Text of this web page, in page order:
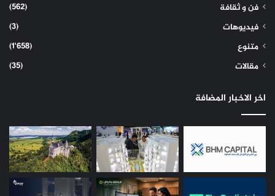
فن و ثقافة
(562)
فيديوهات
(3)
متنوع
(1٬658)
مقالات
(35)
اخر الاخبار المضافة